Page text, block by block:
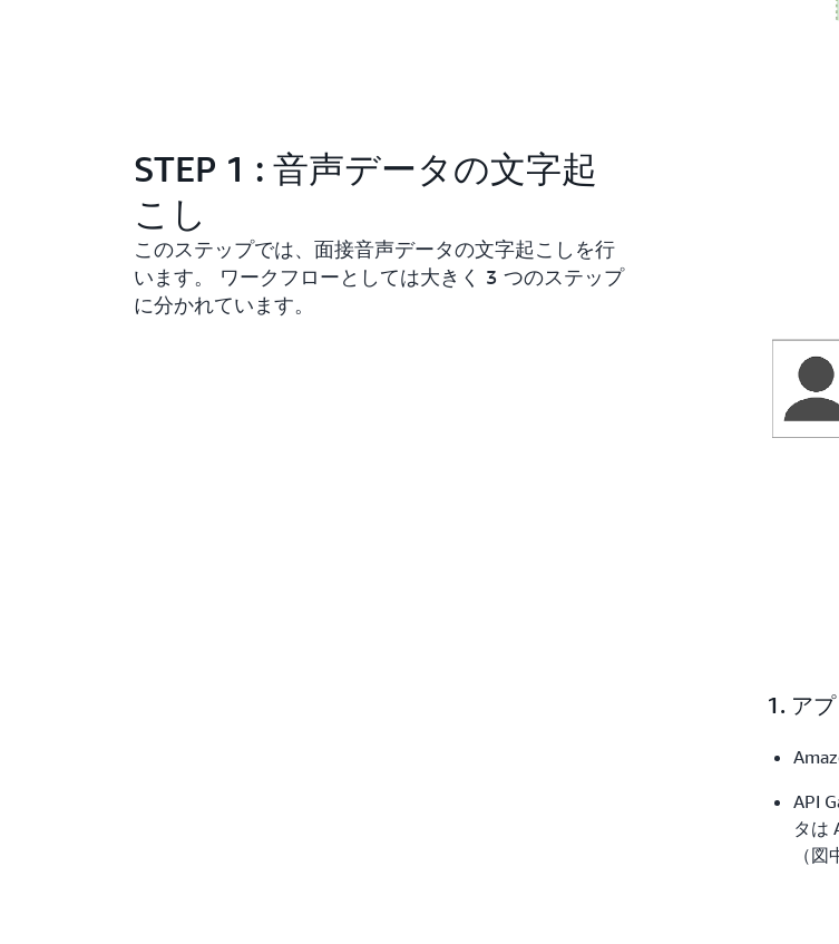
STEP 1 : 音声データの文字起
こし
このステップでは、面接音声データの文字起こしを行
います。 ワークフローとしては大きく 3 つのステップ
に分かれています。
1. ア
API
タは
（